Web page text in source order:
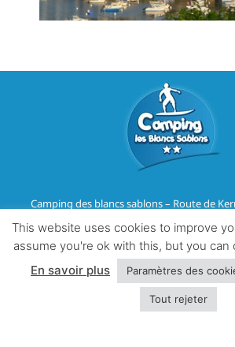
Camping des blancs sablons – Route de
Tél :02 98 36 07 91–Email
Mentions légales & RGPD
This website uses cookies to improve
assume you're ok with this, but you
En savoir plus
Paramètres des
Tout rejeter